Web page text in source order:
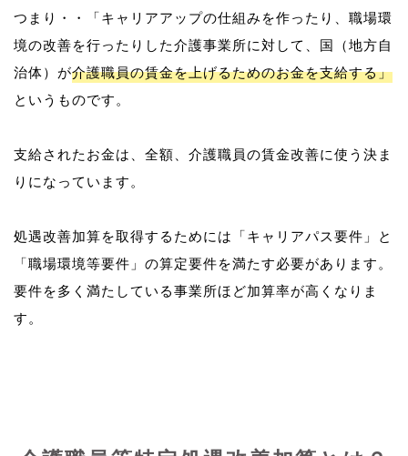
つまり・・「キャリアアップの仕組みを作ったり、職場環
境の改善を行ったりした介護事業所に対して、国（地方自
治体）が介護職員の賃金を上げるためのお金を支給する」
というものです。
支給されたお金は、全額、介護職員の賃金改善に使う決ま
りになっています。
処遇改善加算を取得するためには「キャリアパス要件」と
「職場環境等要件」の算定要件を満たす必要があります。
要件を多く満たしている事業所ほど加算率が高くなりま
す。